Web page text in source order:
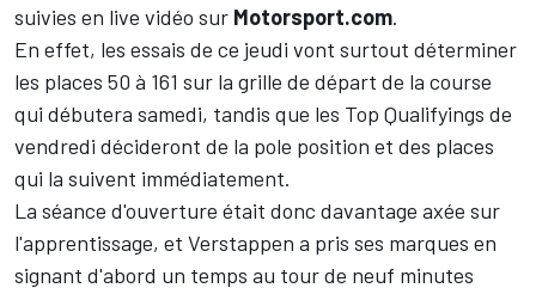
suivies en live vidéo sur Motorsport.com.
En effet, les essais de ce jeudi vont surtout déterminer
les places 50 à 161 sur la grille de départ de la course
qui débutera samedi, tandis que les Top Qualifyings de
vendredi décideront de la pole position et des places
qui la suivent immédiatement.
La séance d'ouverture était donc davantage axée sur
l'apprentissage, et Verstappen a pris ses marques en
signant d'abord un temps au tour de neuf minutes